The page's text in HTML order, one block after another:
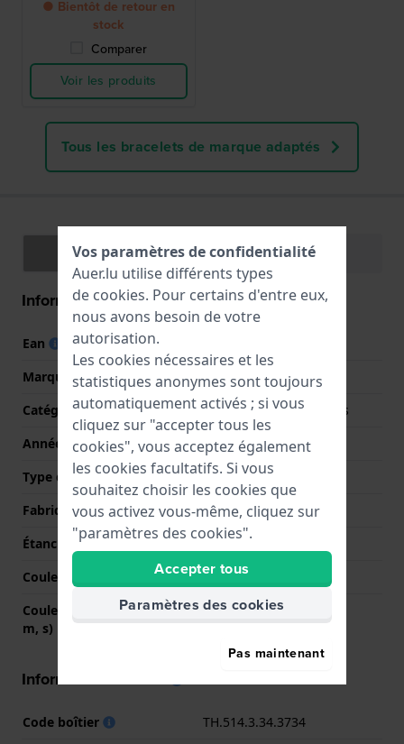
● Bientôt de retour en
stock
Comparer
Voir les produits
Tous les bracelets de marque adaptés
Spécifications Fonctions
Information Générale
Ean
Marque
Tommy Hilfiger
Catégorie
Tommy Hilfiger Watches
Année
2024 Automne / Hiver
Type d'affichage
Analogique
Fabriqué en Suisse
Non
Étanchéité
5 Bar (douche)
Couleur du cadran
Argent
Couleurs des aiguilles (h,
m, s)
Or, Or, Or
Informations boîtier
Code boîtier
TH.514.3.34.3734
Vos paramètres de confidentialité
Auer.lu utilise différents types
de cookies. Pour certains d'entre eux,
nous avons besoin de votre
autorisation.
Les cookies nécessaires et les
statistiques anonymes sont toujours
automatiquement activés ; si vous
cliquez sur "accepter tous les
cookies", vous acceptez également
les cookies facultatifs. Si vous
souhaitez choisir les cookies que
vous activez vous-même, cliquez sur
"paramètres des cookies".
Accepter tous
Paramètres des cookies
Pas maintenant